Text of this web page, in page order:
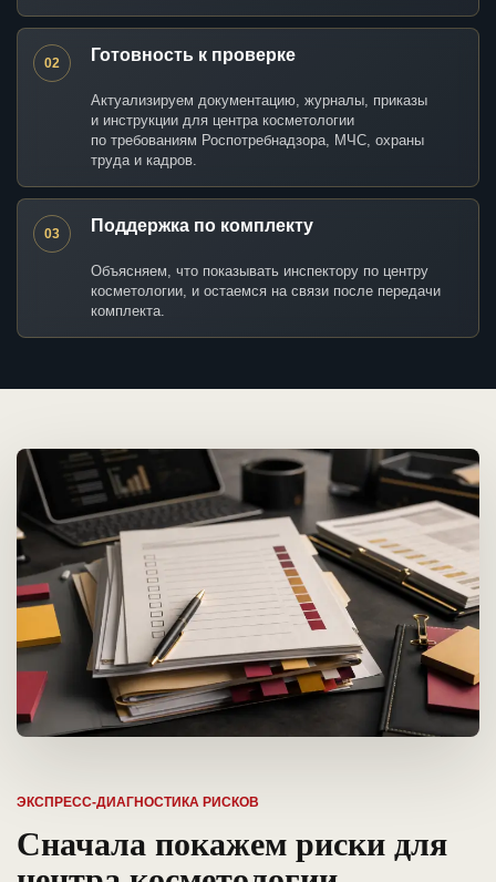
02 Готовность к проверке
Актуализируем документацию, журналы, приказы
и инструкции для центра косметологии
по требованиям Роспотребнадзора, МЧС, охраны
труда и кадров.
03 Поддержка по комплекту
Объясняем, что показывать инспектору по центру
косметологии, и остаемся на связи после передачи
комплекта.
ЭКСПРЕСС-ДИАГНОСТИКА РИСКОВ
Сначала покажем риски для